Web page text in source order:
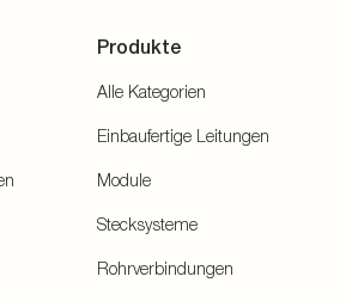
Produkte
Alle Kategorien
Einbaufertige Leitungen
Module
Stecksysteme
Rohrverbindungen